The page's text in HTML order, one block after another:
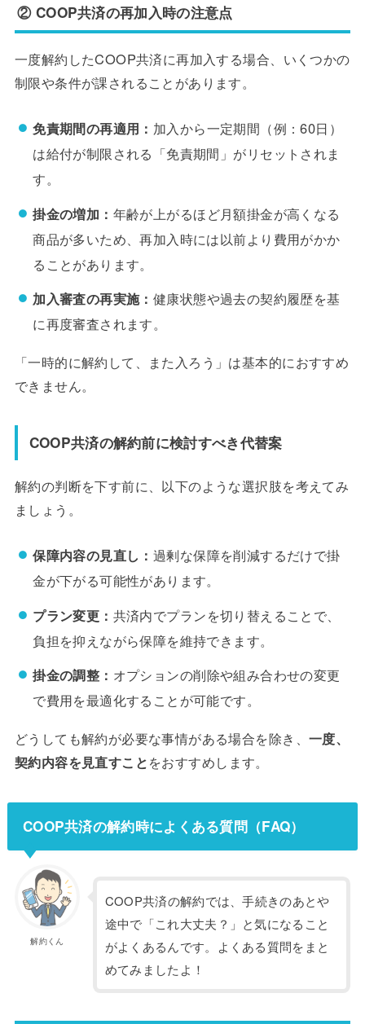
② COOP共済の再加入時の注意点
一度解約したCOOP共済に再加入する場合、いくつかの
制限や条件が課されることがあります。
免責期間の再適用： 加入から一定期間（例：60日）
は給付が制限される「免責期間」がリセットされま
す。
掛金の増加： 年齢が上がるほど月額掛金が高くなる
商品が多いため、再加入時には以前より費用がかか
ることがあります。
加入審査の再実施： 健康状態や過去の契約履歴を基
に再度審査されます。
「一時的に解約して、また入ろう」は基本的におすすめ
できません。
COOP共済の解約前に検討すべき代替案
解約の判断を下す前に、以下のような選択肢を考えてみ
ましょう。
保障内容の見直し： 過剰な保障を削減するだけで掛
金が下がる可能性があります。
プラン変更： 共済内でプランを切り替えることで、
負担を抑えながら保障を維持できます。
掛金の調整： オプションの削除や組み合わせの変更
で費用を最適化することが可能です。
どうしても解約が必要な事情がある場合を除き、 一度、
契約内容を見直すことをおすすめします。
COOP共済の解約時によくある質問（FAQ）
解約くん
COOP共済の解約では、手続きのあとや
途中で「これ大丈夫？」と気になること
がよくあるんです。よくある質問をまと
めてみましたよ！